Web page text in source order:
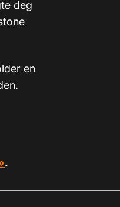
deg
en
.